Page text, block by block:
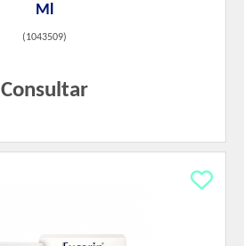
Ml
(1043509)
Consultar